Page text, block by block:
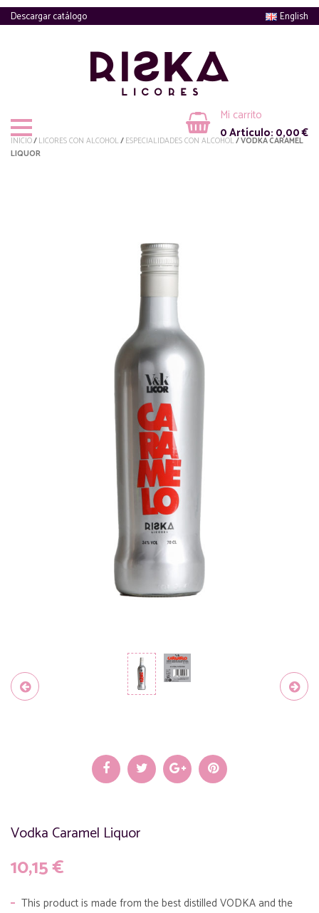
Descargar catálogo English
Mi carrito
0Artículo:0,00€
INICIO/LICORES CON ALCOHOL/ESPECIALIDADES CON ALCOHOL/ VODKA CARAMEL
LIQUOR
Vodka Caramel Liquor
10,15€
This product is made from the best distilled VODKA and the